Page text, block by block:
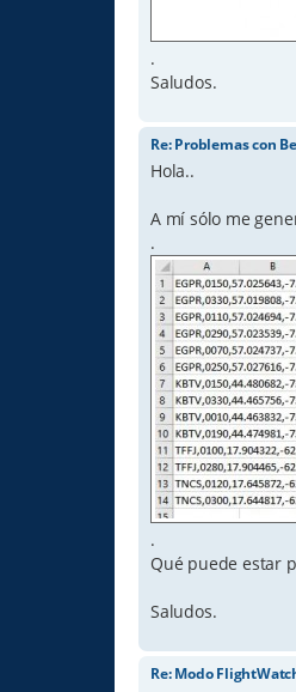
.
Saludos.
Re: Problemas con
Hola..
A mí sólo me
.
.
Qué puede estar
Saludos.
Re: Modo